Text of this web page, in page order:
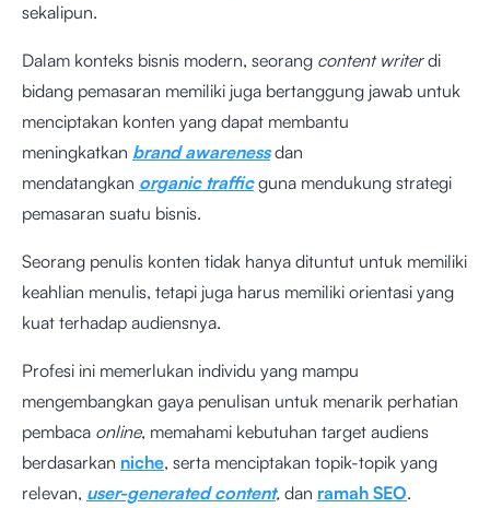
sekalipun.
Dalam konteks bisnis modern, seorang content writerdi
bidang pemasaran memiliki juga bertanggung jawab untuk
menciptakan konten yang dapat membantu
meningkatkan brand awarenessdan
mendatangkan organic traffic guna mendukung strategi
pemasaran suatu bisnis.
Seorang penulis konten tidak hanya dituntut untuk memiliki
keahlian menulis, tetapi juga harus memiliki orientasi yang
kuat terhadap audiensnya.
Profesi ini memerlukan individu yang mampu
mengembangkan gaya penulisan untuk menarik perhatian
pembaca online, memahami kebutuhan target audiens
berdasarkan niche, serta menciptakan topik-topik yang
relevan, user-generated content, dan ramah SEO.